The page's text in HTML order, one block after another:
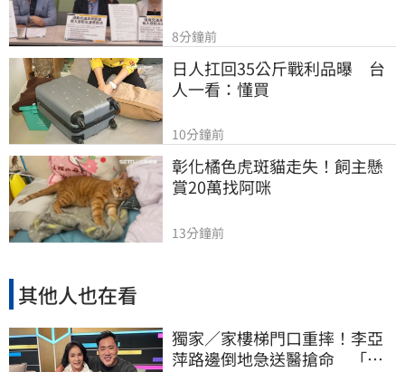
8分鐘前
日人扛回35公斤戰利品曝　台
人一看：懂買
10分鐘前
彰化橘色虎斑貓走失！飼主懸
賞20萬找阿咪
13分鐘前
其他人也在看
獨家／家樓梯門口重摔！李亞
萍路邊倒地急送醫搶命 「最